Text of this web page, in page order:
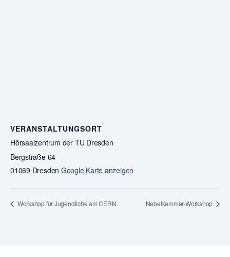
VERANSTALTUNGSORT
Hörsaalzentrum der TU Dresden
Bergstraße 64
01069 Dresden Google Karte anzeigen
Workshop für Jugendliche am CERN Nebelkammer-Workshop